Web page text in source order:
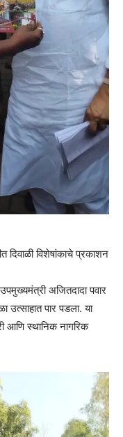
दिवाळी विशेषांकाचे प्रकाशन
अजितदादा पवार
उत्साहात पार पडला. या
आणि स्थानिक नागरिक